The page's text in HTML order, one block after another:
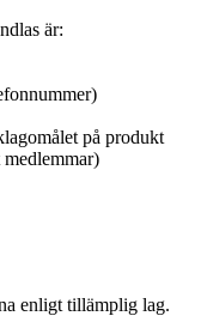
är:
på produkt
enligt tillämplig lag.